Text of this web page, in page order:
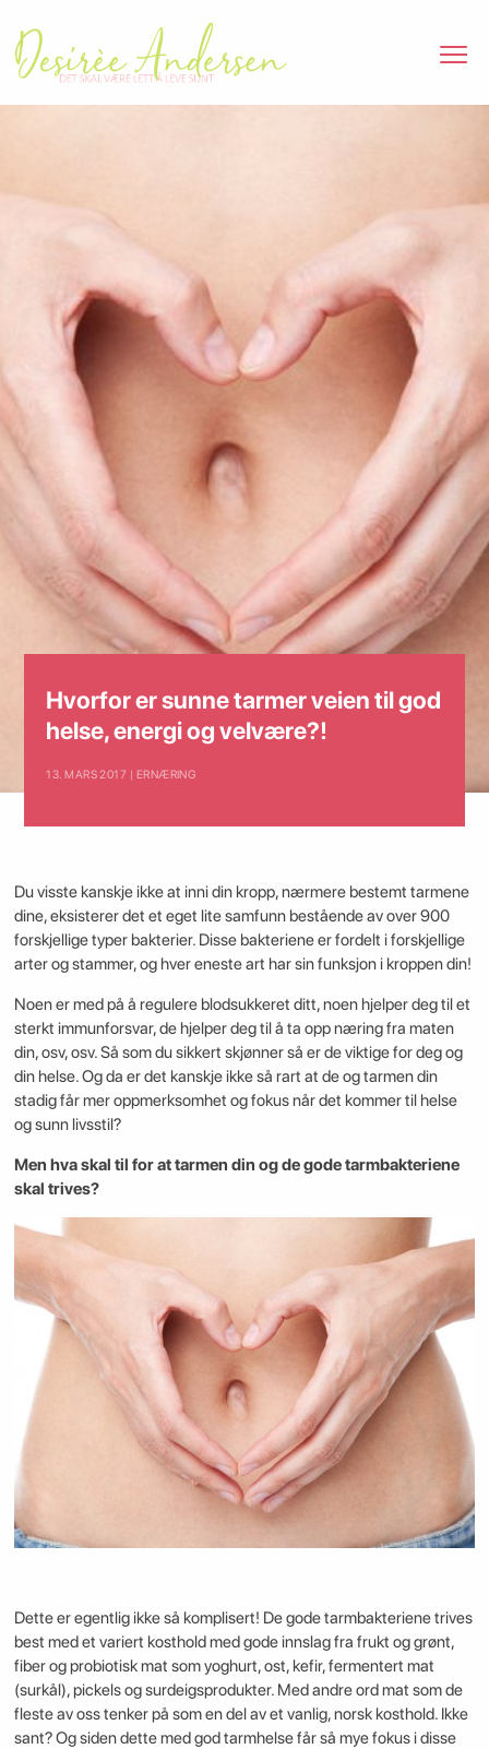
Hvorfor er sunne tarmer veien til god
helse, energi og velvære?!
13. MARS 2017 | ERNÆRING
Du visste kanskje ikke at inni din kropp, nærmere bestemt tarmene
dine, eksisterer det et eget lite samfunn bestående av over 900
forskjellige typer bakterier. Disse bakteriene er fordelt i forskjellige
arter og stammer, og hver eneste art har sin funksjon i kroppen din!
Noen er med på å regulere blodsukkeret ditt, noen hjelper deg til et
sterkt immunforsvar, de hjelper deg til å ta opp næring fra maten
din, osv, osv. Så som du sikkert skjønner så er de viktige for deg og
din helse. Og da er det kanskje ikke så rart at de og tarmen din
stadig får mer oppmerksomhet og fokus når det kommer til helse
og sunn livsstil?
Men hva skal til for at tarmen din og de gode tarmbakteriene
skal trives?
Dette er egentlig ikke så komplisert! De gode tarmbakteriene trives
best med et variert kosthold med gode innslag fra frukt og grønt,
fiber og probiotisk mat som yoghurt, ost, kefir, fermentert mat
(surkål), pickels og surdeigsprodukter. Med andre ord mat som de
fleste av oss tenker på som en del av et vanlig, norsk kosthold. Ikke
sant? Og siden dette med god tarmhelse får så mye fokus i disse